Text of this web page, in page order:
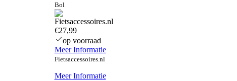
Bol
€27,99
op voorraad
Meer Informatie
Fietsaccessoires.nl
Meer Informatie